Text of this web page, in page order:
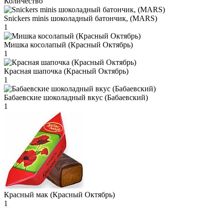
Snickers minis шоколадный батончик, (MARS)
1
Мишка косолапый (Красный Октябрь)
1
Красная шапочка (Красный Октябрь)
1
Бабаевские шоколадный вкус (Бабаевский)
1
Красный мак (Красный Октябрь)
1